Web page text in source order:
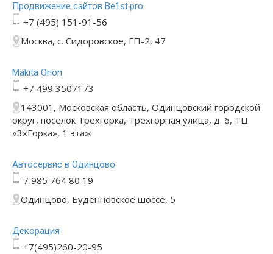
Продвижение сайтов Be1st.pro
+7 (495) 151-91-56
Москва, с. Сидоровское, ГП-2, 47
Makita Orion
+7 499 3507173
143001, Московская область, Одинцовский городской
округ, посёлок Трёхгорка, Трёхгорная улица, д. 6, ТЦ
«3хГорка», 1 этаж
Автосервис в Одинцово
7 985 764 80 19
Одинцово, Будённовское шоссе, 5
Декорация
+7(495)260-20-95